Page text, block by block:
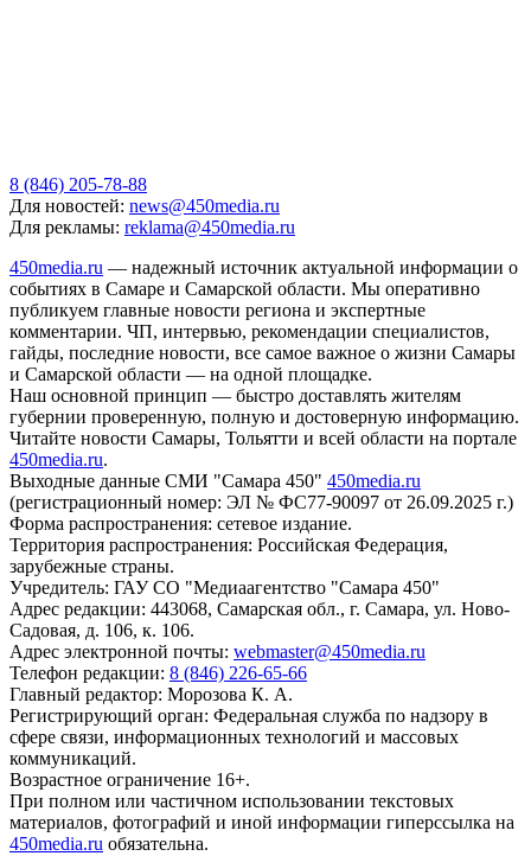
8 (846) 205-78-88
Для новостей: news@450media.ru
Для рекламы: reklama@450media.ru
450media.ru — надежный источник актуальной информации о
событиях в Самаре и Самарской области. Мы оперативно
публикуем главные новости региона и экспертные
комментарии. ЧП, интервью, рекомендации специалистов,
гайды, последние новости, все самое важное о жизни Самары
и Самарской области — на одной площадке.
Наш основной принцип — быстро доставлять жителям
губернии проверенную, полную и достоверную информацию.
Читайте новости Самары, Тольятти и всей области на портале
450media.ru.
Выходные данные СМИ "Самара 450" 450media.ru
(регистрационный номер: ЭЛ № ФС77-90097 от 26.09.2025 г.)
Форма распространения: сетевое издание.
Территория распространения: Российская Федерация,
зарубежные страны.
Учредитель: ГАУ СО "Медиаагентство "Самара 450"
Адрес редакции: 443068, Самарская обл., г. Самара, ул. Ново-
Садовая, д. 106, к. 106.
Адрес электронной почты: webmaster@450media.ru
Телефон редакции: 8 (846) 226-65-66
Главный редактор: Морозова К. А.
Регистрирующий орган: Федеральная служба по надзору в
сфере связи, информационных технологий и массовых
коммуникаций.
Возрастное ограничение 16+.
При полном или частичном использовании текстовых
материалов, фотографий и иной информации гиперссылка на
450media.ru обязательна.